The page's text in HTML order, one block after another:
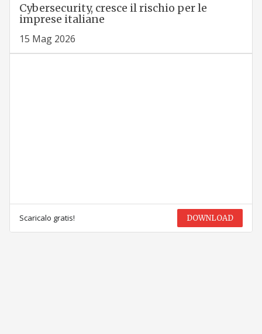
Cybersecurity, cresce il rischio per le
imprese italiane
15 Mag 2026
Scaricalo gratis! DOWNLOAD